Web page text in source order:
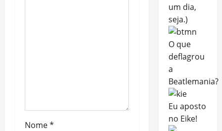
Nome*
um dia,
seja.)
O que
deflagrou
a
Beatlemania?
Eu aposto
no Eike!